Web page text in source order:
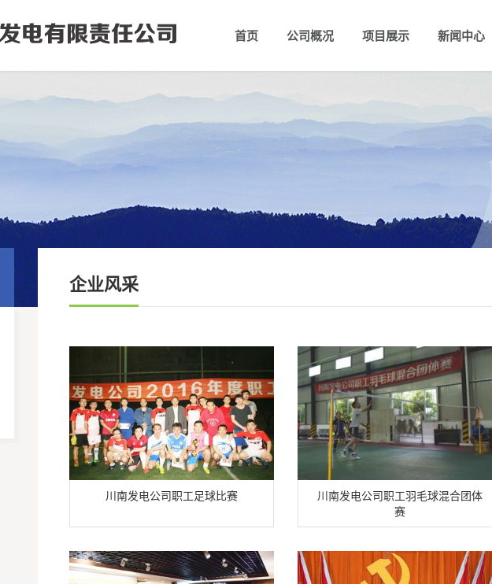
首页 公司概况 项目展示 新闻中心
公司简介 组织架构 领导团队
公司新闻
企业风采
川南发电公司职工足球比赛
川南发电公司职工羽毛球混合团体
赛